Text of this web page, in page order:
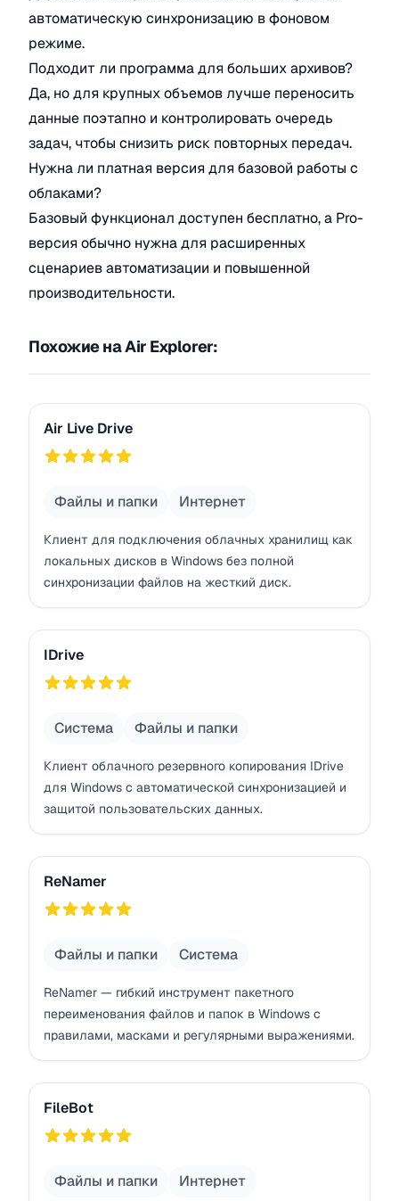
автоматическую синхронизацию в фоновом
режиме.
Подходит ли программа для больших архивов?
Да, но для крупных объемов лучше переносить
данные поэтапно и контролировать очередь
задач, чтобы снизить риск повторных передач.
Нужна ли платная версия для базовой работы с
облаками?
Базовый функционал доступен бесплатно, а Pro-
версия обычно нужна для расширенных
сценариев автоматизации и повышенной
производительности.
Похожие на Air Explorer:
Air Live Drive
Air Live Drive
Файлы и папки Интернет
Клиент для подключения облачных хранилищ как
локальных дисков в Windows без полной
синхронизации файлов на жесткий диск.
IDrive
IDrive
Система Файлы и папки
Клиент облачного резервного копирования IDrive
для Windows с автоматической синхронизацией и
защитой пользовательских данных.
ReNamer
ReNamer
Файлы и папки Система
ReNamer — гибкий инструмент пакетного
переименования файлов и папок в Windows с
правилами, масками и регулярными выражениями.
FileBot
FileBot
Файлы и папки Интернет